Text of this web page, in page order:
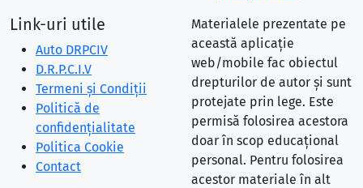
Link-uri utile
Auto DRPCIV
D.R.P.C.I.V
Termeni și Condiții
Politică de
confidențialitate
Politica Cookie
Contact
Materialele prezentate pe
această aplicație
web/mobile fac obiectul
drepturilor de autor și sunt
protejate prin lege. Este
permisă folosirea acestora
doar în scop educațional
personal. Pentru folosirea
acestor materiale în alt